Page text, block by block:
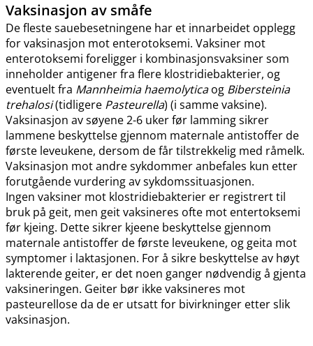
Vaksinasjon av småfe
De fleste sauebesetningene har et innarbeidet opplegg
for vaksinasjon mot enterotoksemi. Vaksiner mot
enterotoksemi foreligger i kombinasjonsvaksiner som
inneholder antigener fra flere klostridiebakterier, og
eventuelt fra Mannheimia haemolyticaog Bibersteinia
trehalosi(tidligere Pasteurella) (i samme vaksine).
Vaksinasjon av søyene 2-6 uker før lamming sikrer
lammene beskyttelse gjennom maternale antistoffer de
første leveukene, dersom de får tilstrekkelig med råmelk.
Vaksinasjon mot andre sykdommer anbefales kun etter
forutgående vurdering av sykdomssituasjonen.
Ingen vaksiner mot klostridiebakterier er registrert til
bruk på geit, men geit vaksineres ofte mot entertoksemi
før kjeing. Dette sikrer kjeene beskyttelse gjennom
maternale antistoffer de første leveukene, og geita mot
symptomer i laktasjonen. For å sikre beskyttelse av høyt
lakterende geiter, er det noen ganger nødvendig å gjenta
vaksineringen. Geiter bør ikke vaksineres mot
pasteurellose da de er utsatt for bivirkninger etter slik
vaksinasjon.